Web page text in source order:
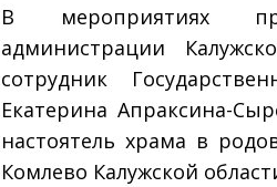
В мероприятиях
администрации
сотрудник
Екатерина Апраксина-
настоятель храма в
Комлево Калужской